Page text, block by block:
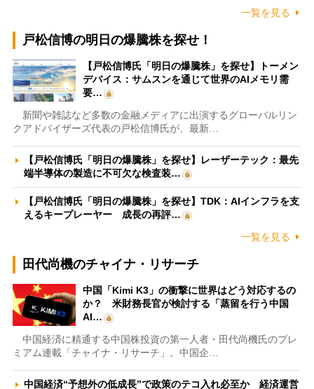
一覧を見る
戸松信博の明日の爆騰株を探せ！
【戸松信博氏「明日の爆騰株」を探せ】トーメン
デバイス：サムスンを通じて世界のAIメモリ需
要…
新聞や雑誌など多数の金融メディアに出演するグローバルリン
クアドバイザーズ代表の戸松信博氏が、最新…
【戸松信博氏「明日の爆騰株」を探せ】レーザーテック：最先
端半導体の製造に不可欠な検査装…
【戸松信博氏「明日の爆騰株」を探せ】TDK：AIインフラを支
えるキープレーヤー 成長の再評…
一覧を見る
田代尚機のチャイナ・リサーチ
中国「Kimi K3」の衝撃に世界はどう対応するの
か？ 米財務長官が検討する「蒸留を行う中国
AI…
中国経済に精通する中国株投資の第一人者・田代尚機氏のプレ
ミアム連載「チャイナ・リサーチ」。中国企…
中国経済“予想外の低成長”で政策のテコ入れ必至か 経済運営